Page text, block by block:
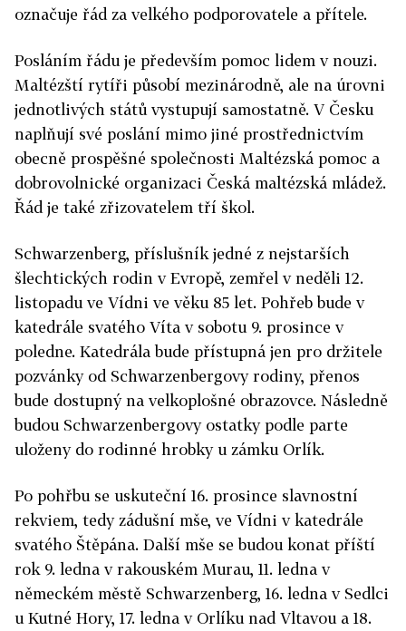
označuje řád za velkého podporovatele a přítele.
Posláním řádu je především pomoc lidem v nouzi.
Maltézští rytíři působí mezinárodně, ale na úrovni
jednotlivých států vystupují samostatně. V Česku
naplňují své poslání mimo jiné prostřednictvím
obecně prospěšné společnosti Maltézská pomoc a
dobrovolnické organizaci Česká maltézská mládež.
Řád je také zřizovatelem tří škol.
Schwarzenberg, příslušník jedné z nejstarších
šlechtických rodin v Evropě, zemřel v neděli 12.
listopadu ve Vídni ve věku 85 let. Pohřeb bude v
katedrále svatého Víta v sobotu 9. prosince v
poledne. Katedrála bude přístupná jen pro držitele
pozvánky od Schwarzenbergovy rodiny, přenos
bude dostupný na velkoplošné obrazovce. Následně
budou Schwarzenbergovy ostatky podle parte
uloženy do rodinné hrobky u zámku Orlík.
Po pohřbu se uskuteční 16. prosince slavnostní
rekviem, tedy zádušní mše, ve Vídni v katedrále
svatého Štěpána. Další mše se budou konat příští
rok 9. ledna v rakouském Murau, 11. ledna v
německém městě Schwarzenberg, 16. ledna v Sedlci
u Kutné Hory, 17. ledna v Orlíku nad Vltavou a 18.